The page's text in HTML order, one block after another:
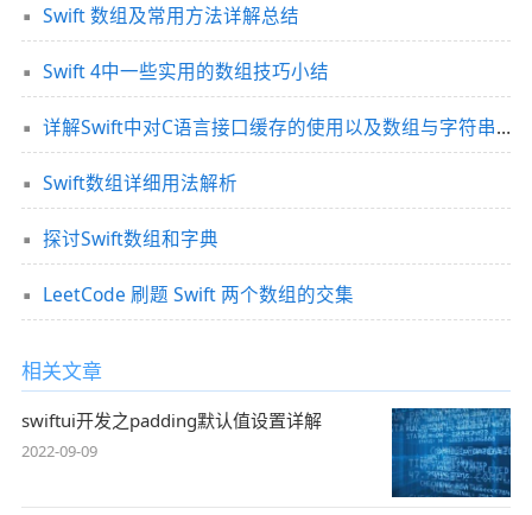
Swift 数组及常用方法详解总结
Swift 4中一些实用的数组技巧小结
详解Swift中对C语言接口缓存的使用以及数组与字符串转为指针类型的方法
Swift数组详细用法解析
探讨Swift数组和字典
LeetCode 刷题 Swift 两个数组的交集
相关文章
swiftui开发之padding默认值设置详解
2022-09-09